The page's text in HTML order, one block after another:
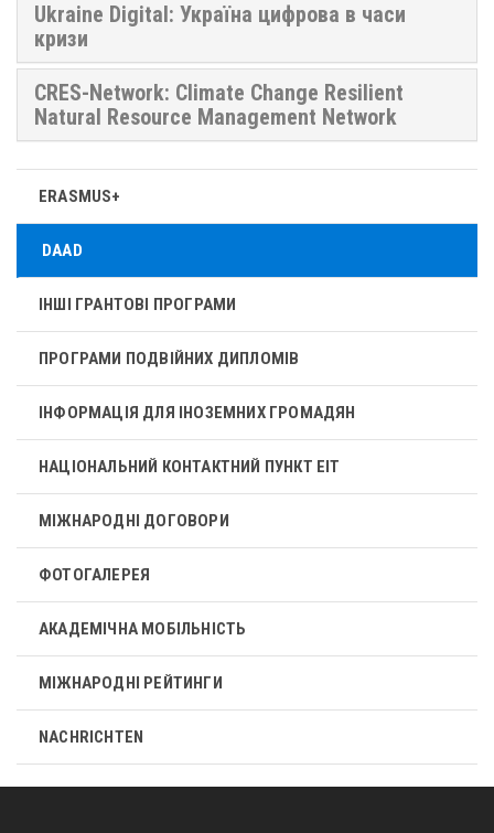
Ukraine Digital: Україна цифрова в часи
кризи
CRES-Network: ​​Climate Change Resilient
Natural Resource Management Network
ERASMUS+
DAAD
ІНШІ ГРАНТОВІ ПРОГРАМИ
ПРОГРАМИ ПОДВІЙНИХ ДИПЛОМІВ
ІНФОРМАЦІЯ ДЛЯ ІНОЗЕМНИХ ГРОМАДЯН
НАЦІОНАЛЬНИЙ КОНТАКТНИЙ ПУНКТ ЕІТ
МІЖНАРОДНІ ДОГОВОРИ
ФОТОГАЛЕРЕЯ
АКАДЕМІЧНА МОБІЛЬНІСТЬ
МІЖНАРОДНІ РЕЙТИНГИ
NACHRICHTEN